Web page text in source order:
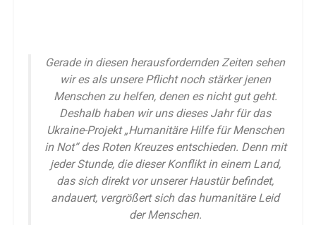
Gerade in diesen herausfordernden Zeiten sehen
wir es als unsere Pflicht noch stärker jenen
Menschen zu helfen, denen es nicht gut geht.
Deshalb haben wir uns dieses Jahr für das
Ukraine-Projekt „Humanitäre Hilfe für Menschen
in Not“ des Roten Kreuzes entschieden. Denn mit
jeder Stunde, die dieser Konflikt in einem Land,
das sich direkt vor unserer Haustür befindet,
andauert, vergrößert sich das humanitäre Leid
der Menschen.